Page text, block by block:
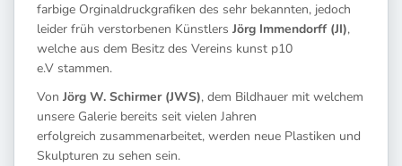
farbige Orginaldruckgrafiken des sehr bekannten, jedoch
leider früh verstorbenen Künstlers Jörg Immendorff (JI),
welche aus dem Besitz des Vereins kunst p10
e.V stammen.
Von Jörg W. Schirmer (JWS), dem Bildhauer mit welchem
unsere Galerie bereits seit vielen Jahren
erfolgreich zusammenarbeitet, werden neue Plastiken und
Skulpturen zu sehen sein.